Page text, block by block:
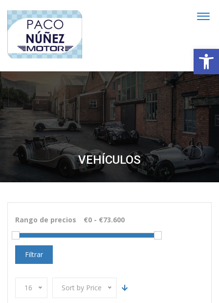
VEHÍCULOS
Rango de precios
Filtrar
16 Sort by Price